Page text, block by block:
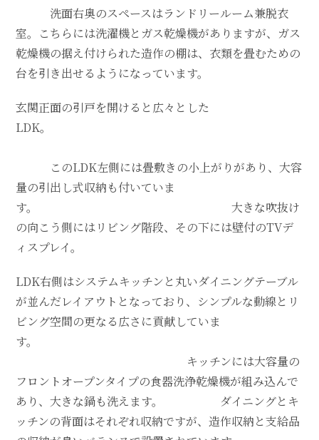
洗面右奥のスペースはランドリールーム兼脱衣
室。こちらには洗濯機とガス乾燥機がありますが、ガス
乾燥機の据え付けられた造作の棚は、衣類を畳むための
台を引き出せるようになっています。
玄関正面の引戸を開けると広々とした
LDK。
このLDK左側には畳敷きの小上がりがあり、大容
量の引出し式収納も付いていま
す。 大きな吹抜け
の向こう側にはリビング階段、その下には壁付のTVデ
ィスプレイ。
LDK右側はシステムキッチンと丸いダイニングテーブル
が並んだレイアウトとなっており、シンプルな動線とリ
ビング空間の更なる広さに貢献していま
す。
キッチンには大容量の
フロントオープンタイプの食器洗浄乾燥機が組み込んで
あり、大きな鍋も洗えます。 ダイニングとキ
ッチンの背面はそれぞれ収納ですが、造作収納と支給品